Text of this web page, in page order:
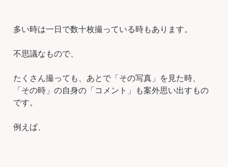
多い時は一日で数十枚撮っている時もあります。
不思議なもので、
たくさん撮っても、あとで「その写真」を見た時、
「その時」の自身の「コメント」も案外思い出すもの
です。
例えば、